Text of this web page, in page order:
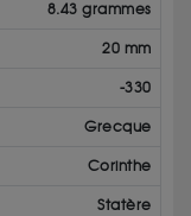
8.43 grammes
20 mm
-330
Grecque
Corinthe
Statère